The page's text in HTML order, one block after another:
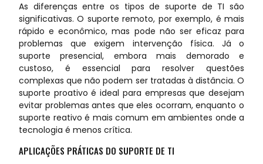
As diferenças entre os tipos de suporte de TI são
significativas. O suporte remoto, por exemplo, é mais
rápido e econômico, mas pode não ser eficaz para
problemas que exigem intervenção física. Já o
suporte presencial, embora mais demorado e
custoso, é essencial para resolver questões
complexas que não podem ser tratadas à distância. O
suporte proativo é ideal para empresas que desejam
evitar problemas antes que eles ocorram, enquanto o
suporte reativo é mais comum em ambientes onde a
tecnologia é menos crítica.
APLICAÇÕES PRÁTICAS DO SUPORTE DE TI